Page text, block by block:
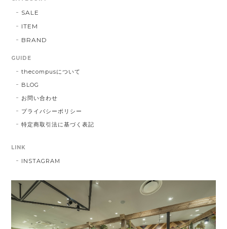
SALE
ITEM
BRAND
GUIDE
thecompusについて
BLOG
お問い合わせ
プライバシーポリシー
特定商取引法に基づく表記
LINK
INSTAGRAM